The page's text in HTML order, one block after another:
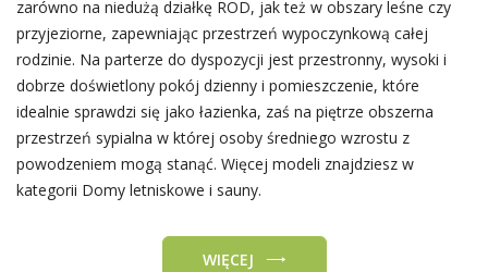
zarówno na niedużą działkę ROD, jak też w obszary leśne czy
przyjeziorne, zapewniając przestrzeń wypoczynkową całej
rodzinie. Na parterze do dyspozycji jest przestronny, wysoki i
dobrze doświetlony pokój dzienny i pomieszczenie, które
idealnie sprawdzi się jako łazienka, zaś na piętrze obszerna
przestrzeń sypialna w której osoby średniego wzrostu z
powodzeniem mogą stanąć. Więcej modeli znajdziesz w
kategorii Domy letniskowe i sauny.
WIĘCEJ